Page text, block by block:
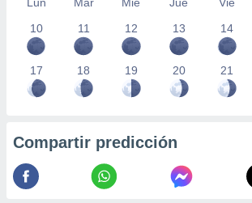
10
11 12 13 14
17 18 19 20 21
Compartir predicción